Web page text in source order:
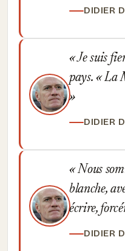
DIDIER
Je suis
pays. « La
DIDIER
Nous
blanche,
écrire,
DIDIER